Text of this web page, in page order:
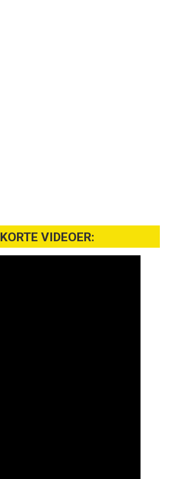
KORTE VIDEOER: